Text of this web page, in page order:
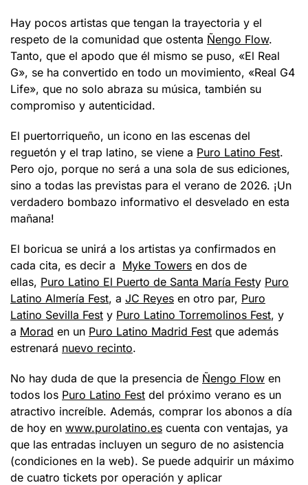
Hay pocos artistas que tengan la trayectoria y el
respeto de la comunidad que ostenta Ñengo Flow.
Tanto, que el apodo que él mismo se puso, «El Real
G», se ha convertido en todo un movimiento, «Real G4
Life», que no solo abraza su música, también su
compromiso y autenticidad.
El puertorriqueño, un icono en las escenas del
reguetón y el trap latino, se viene a Puro Latino Fest.
Pero ojo, porque no será a una sola de sus ediciones,
sino a todas las previstas para el verano de 2026. ¡Un
verdadero bombazo informativo el desvelado en esta
mañana!
El boricua se unirá a los artistas ya confirmados en
cada cita, es decir a Myke Towers en dos de
ellas, Puro Latino El Puerto de Santa María Festy Puro
Latino Almería Fest, a JC Reyes en otro par, Puro
Latino Sevilla Fest y Puro Latino Torremolinos Fest, y
a Morad en un Puro Latino Madrid Fest que además
estrenará nuevo recinto.
No hay duda de que la presencia de Ñengo Flow en
todos los Puro Latino Fest del próximo verano es un
atractivo increíble. Además, comprar los abonos a día
de hoy en www.purolatino.es cuenta con ventajas, ya
que las entradas incluyen un seguro de no asistencia
(condiciones en la web). Se puede adquirir un máximo
de cuatro tickets por operación y aplicar